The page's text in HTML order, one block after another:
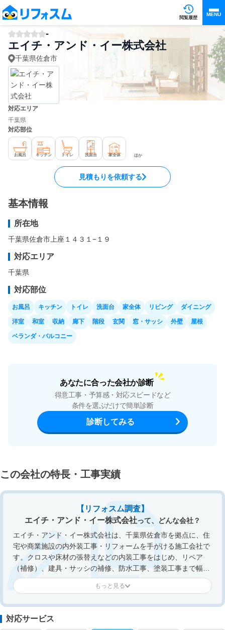
閲覧履歴
MENU
-
エイチ・アンド・イー株式会社
千葉県佐倉市
対応エリア
千葉県
対応部位
お風呂 キッチン トイレ 洗面台 家全体 ほか
見積もりを依頼する
基本情報
所在地
千葉県佐倉市上座１４３１−１９
対応エリア
千葉県
対応部位
お風呂 キッチン トイレ 洗面台 家全体 リビング ダイニング
洋室 和室 収納 廊下 階段 玄関 窓・サッシ 外壁 屋根
ベランダ・バルコニー
あなたに合った会社か診断
得意工事・予算感・対応スピードなど
条件を選ぶだけで簡単診断
診断してみる
この会社の特長・工事実績
【リフォスム調査】
エイチ・アンド・イー株式会社って、どんな会社？
エイチ・アンド・イー株式会社は、千葉県佐倉市を拠点に、住
宅や商業施設の内外装工事・リフォームを手がける施工会社で
す。クロスや床材の張替えなどの内装工事をはじめ、リペア
（補修）、建具・サッシの補修、防水工事、塗装工事まで幅広
く対応。建物の傷や劣化部分を必要最小限の工事で原状回復す
るリペア施工にも力を入れており、コストを抑えながら住まい
算に合わせた提案を重視し、打ち合わせから施工まで丁寧なコ
ミュニケーションを心がけながら、住宅・店舗・オフィスなど
対応サービス